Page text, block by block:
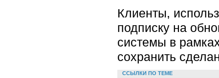
Клиенты,
подписку на
системы в
сохранить
ССЫЛКИ ПО ТЕМЕ